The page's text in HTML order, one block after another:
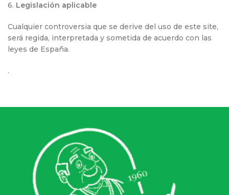
6. Legislación aplicable
Cualquier controversia que se derive del uso de este site,
será regida, interpretada y sometida de acuerdo con las
leyes de España.
.